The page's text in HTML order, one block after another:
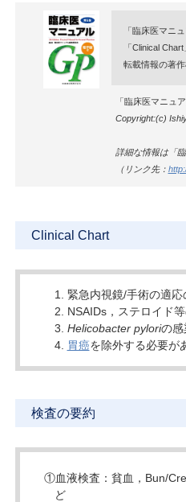
「臨床医マニ
「Clinical
転載情報の著
「臨床医マニュ
Copyright:(c)
詳細な情報は「
（リンク先：
Clinical Chart
緊急内視鏡/手術の適応
NSAIDs，ステロイド
Helicobacter pyloriの感
胃癌を除外する必要が
検査の要約
①血液検査：貧血，Bun/
ど